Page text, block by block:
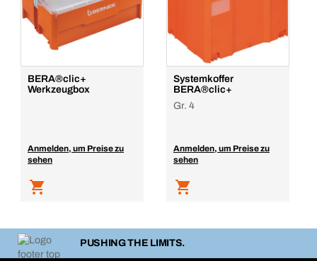
BERA®clic+
Werkzeugbox
Anmelden, um Preise zu
sehen
Systemkoffer
BERA®clic+
Gr. 4
Anmelden, um Preise zu
sehen
PUSHING THE LIMITS.